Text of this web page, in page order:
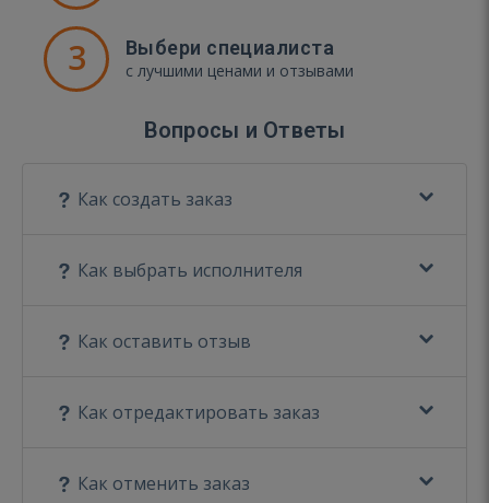
3 Выбери специалиста
с лучшими ценами и отзывами
Вопросы и Ответы
Как создать заказ
Как выбрать исполнителя
Как оставить отзыв
Как отредактировать заказ
Как отменить заказ